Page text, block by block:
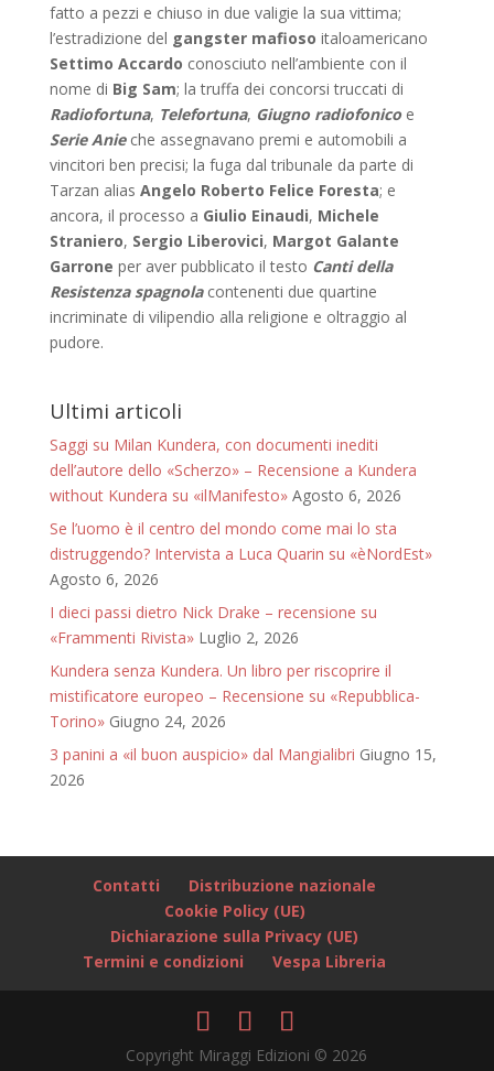
fatto a pezzi e chiuso in due valigie la sua vittima;
l’estradizione del gangster mafioso italoamericano
Settimo Accardo conosciuto nell’ambiente con il
nome di Big Sam; la truffa dei concorsi truccati di
Radiofortuna, Telefortuna, Giugno radiofonicoe
Serie Anieche assegnavano premi e automobili a
vincitori ben precisi; la fuga dal tribunale da parte di
Tarzan alias Angelo Roberto Felice Foresta; e
ancora, il processo a Giulio Einaudi, Michele
Straniero, Sergio Liberovici, Margot Galante
Garrone per aver pubblicato il testo Canti della
Resistenza spagnolacontenenti due quartine
incriminate di vilipendio alla religione e oltraggio al
pudore.
Ultimi articoli
Saggi su Milan Kundera, con documenti inediti
dell’autore dello «Scherzo» – Recensione a Kundera
without Kundera su «ilManifesto» Agosto 6, 2026
Se l’uomo è il centro del mondo come mai lo sta
distruggendo? Intervista a Luca Quarin su «èNordEst»
Agosto 6, 2026
I dieci passi dietro Nick Drake – recensione su
«Frammenti Rivista» Luglio 2, 2026
Kundera senza Kundera. Un libro per riscoprire il
mistificatore europeo – Recensione su «Repubblica-
Torino» Giugno 24, 2026
3 panini a «il buon auspicio» dal Mangialibri Giugno 15,
2026
Contatti
Distribuzione nazionale
Cookie Policy (UE)
Dichiarazione sulla Privacy (UE)
Termini e condizioni
Vespa Libreria
Copyright Miraggi Edizioni © 2026